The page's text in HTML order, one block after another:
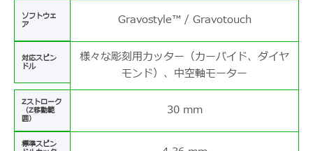
ソフトウェ
ア
Gravostyle™ / Gravotouch
対応スピン
ドル
様々な彫刻用カッター（カーバイド、ダイヤ
モンド）、中空軸モーター
Zストローク
（Z移動範
囲）
30 mm
標準スピン